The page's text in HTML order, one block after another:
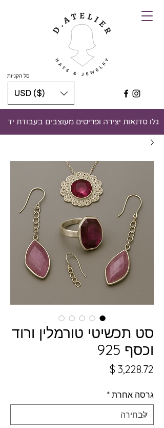
סל הקניות
גלו סדנאות יצירה ופריטים מעוצבים בעבודת יד
USD ($)
סט תכשיטי טורמלין ורוד
וכסף 925
מחיר
גרסה אחרת *